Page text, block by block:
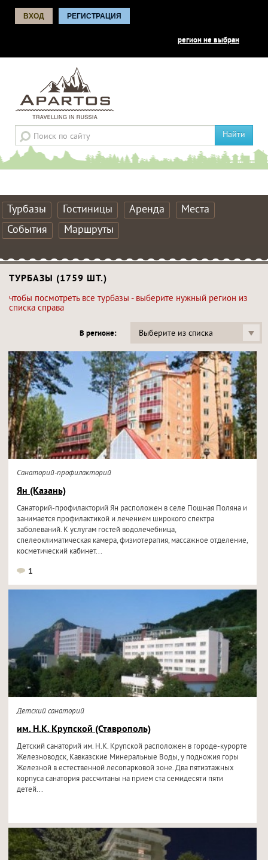
ВХОД РЕГИСТРАЦИЯ
регион не выбран
Найти
Турбазы Гостиницы Аренда
Места
События
Маршруты
ТУРБАЗЫ (1759 ШТ.)
чтобы посмотреть все турбазы - выберите нужный регион из
списка справа
В регионе: Выберите из списка
Санаторий-профилакторий
Ян (Казань)
Санаторий-профилакторий Ян расположен в селе Пошная Поляна и
занимается профилактикой и лечением широкого спектра
заболеваний. К услугам гостей водолечебница,
спелеоклиматическая камера, физиотерапия, массажное отделение,
косметический кабинет...
1
Детский санаторий
им. Н.К. Крупской (Ставрополь)
Детский санаторий им. Н.К. Крупской расположен в городе-курорте
Железноводск, Кавказские Минеральные Воды, у подножия горы
Железной в естественной лесопарковой зоне. Два пятиэтажных
корпуса санатория рассчитаны на прием ста семидесяти пяти
детей...